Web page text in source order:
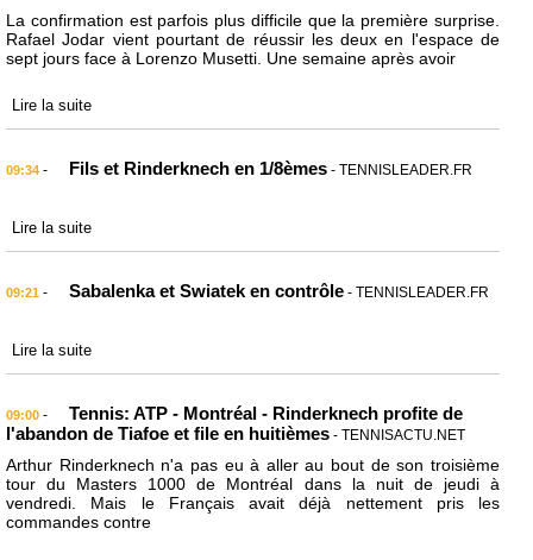
La confirmation est parfois plus difficile que la première surprise.
Rafael Jodar vient pourtant de réussir les deux en l'espace de
sept jours face à Lorenzo Musetti. Une semaine après avoir
Lire la suite
09:34 - Fils et Rinderknech en 1/8èmes - TENNISLEADER.FR
Lire la suite
09:21 - Sabalenka et Swiatek en contrôle - TENNISLEADER.FR
Lire la suite
09:00 -
Tennis: ATP - Montréal - Rinderknech profite de
l'abandon de Tiafoe et file en huitièmes - TENNISACTU.NET
Arthur Rinderknech n'a pas eu à aller au bout de son troisième
tour du Masters 1000 de Montréal dans la nuit de jeudi à
vendredi. Mais le Français avait déjà nettement pris les
commandes contre